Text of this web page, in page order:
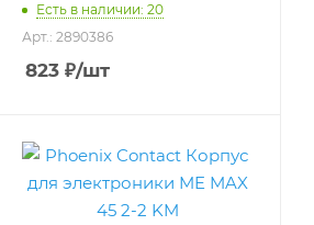
Есть в наличии: 20
Арт.: 2890386
823 ₽/шт